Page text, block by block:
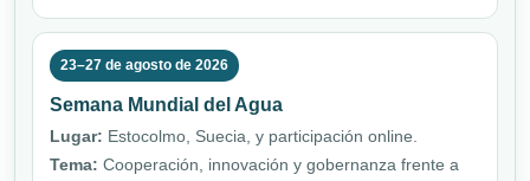
23–27 de agosto de 2026
Semana Mundial del Agua
Lugar: Estocolmo, Suecia, y participación online.
Tema: Cooperación, innovación y gobernanza frente a